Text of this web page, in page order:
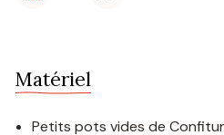
Matériel
Petits pots vides de